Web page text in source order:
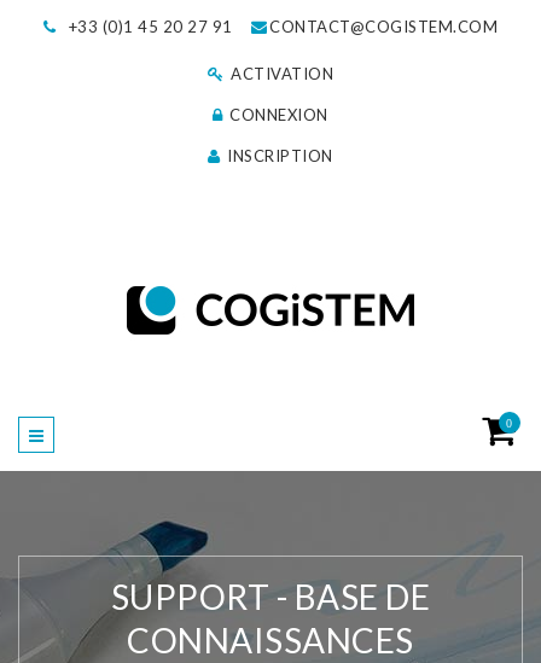
+33 (0)1 45 20 27 91 CONTACT@COGISTEM.COM
ACTIVATION
CONNEXION
INSCRIPTION
0
SUPPORT - BASE DE
CONNAISSANCES